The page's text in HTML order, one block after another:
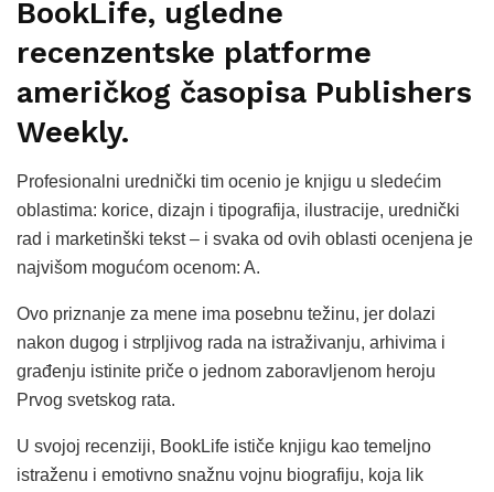
BookLife, ugledne
recenzentske platforme
američkog časopisa Publishers
Weekly.
Profesionalni urednički tim ocenio je knjigu u sledećim
oblastima: korice, dizajn i tipografija, ilustracije, urednički
rad i marketinški tekst – i svaka od ovih oblasti ocenjena je
najvišom mogućom ocenom: A.
Ovo priznanje za mene ima posebnu težinu, jer dolazi
nakon dugog i strpljivog rada na istraživanju, arhivima i
građenju istinite priče o jednom zaboravljenom heroju
Prvog svetskog rata.
U svojoj recenziji, BookLife ističe knjigu kao temeljno
istraženu i emotivno snažnu vojnu biografiju, koja lik